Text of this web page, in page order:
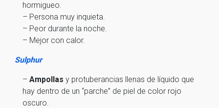
hormigueo.
– Persona muy inquieta.
– Peor durante la noche.
– Mejor con calor.
Sulphur
– Ampollas y protuberancias llenas de líquido que
hay dentro de un “parche” de piel de color rojo
oscuro.